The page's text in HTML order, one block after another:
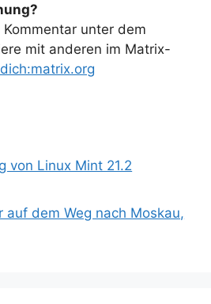
unter dem
mit anderen im Matrix-
von Linux Mint 21.2
auf dem Weg nach Moskau,